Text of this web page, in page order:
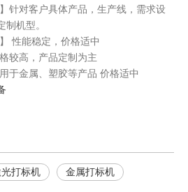
针对客户具体产品，生产线，需求设
制机型。
】 性能稳定，价格适中
较高，产品定制为主
于金属、塑胶等产品 价格适中
打标机 金属打标机